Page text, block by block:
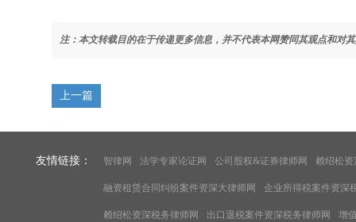
注：本文转载目的在于传递更多信息，并不代表本网赞同其观点和对
上一篇
友情链接： 智律网 法学专家论证网 公司股权&证券律师网 赖绍松资
融资租赁合同纠纷案件资深大律师网 企业所得税案件资深
赖绍松资深税务律师网 出口退税案件资深税务律师网 增